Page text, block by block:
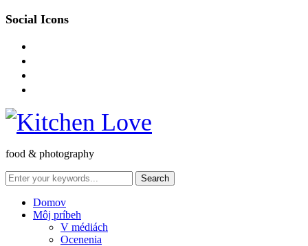
Social Icons
food & photography
Domov
Môj príbeh
V médiách
Ocenenia